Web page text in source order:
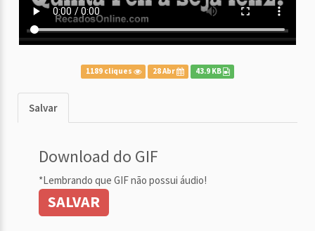
1189 cliques 28 Abr 43.9 KB
Salvar
Download do GIF
*Lembrando que GIF não possui áudio!
SALVAR